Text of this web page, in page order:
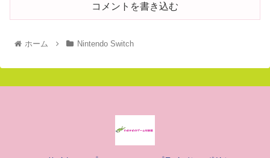
コメントを書き込む
ホーム Nintendo Switch